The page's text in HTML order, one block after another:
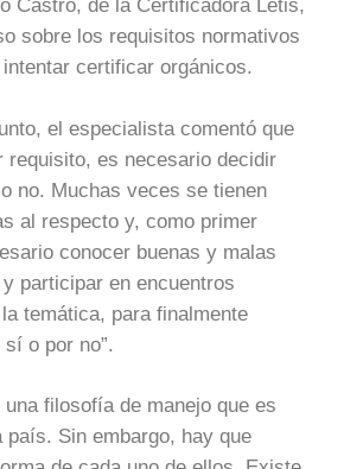
Castro, de la Certificadora Letis,
sobre los requisitos normativos
certificar orgánicos.
el especialista comentó que
requisito, es necesario decidir
no. Muchas veces se tienen
al respecto y, como primer
conocer buenas y malas
participar en encuentros
temática, para finalmente
o por no”.
una filosofía de manejo que es
país. Sin embargo, hay que